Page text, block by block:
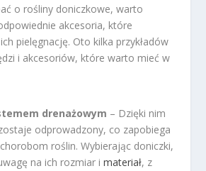
o rośliny doniczkowe, warto
akcesoria, które
pielęgnację. Oto kilka przykładów
i akcesoriów, które warto mieć w
drenażowym – Dzięki nim
odprowadzony, co zapobiega
roślin. Wybierając doniczki,
na ich rozmiar imateriał, z